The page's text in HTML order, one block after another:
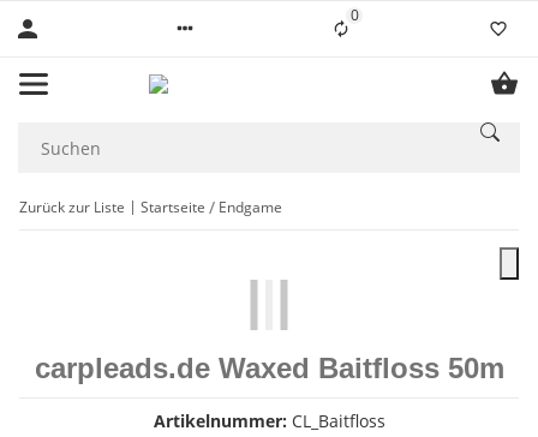
0Liste ist leer
Zurück zur Liste Startseite Endgame
carpleads.de Waxed Baitfloss 50m
Artikelnummer: CL_Baitfloss